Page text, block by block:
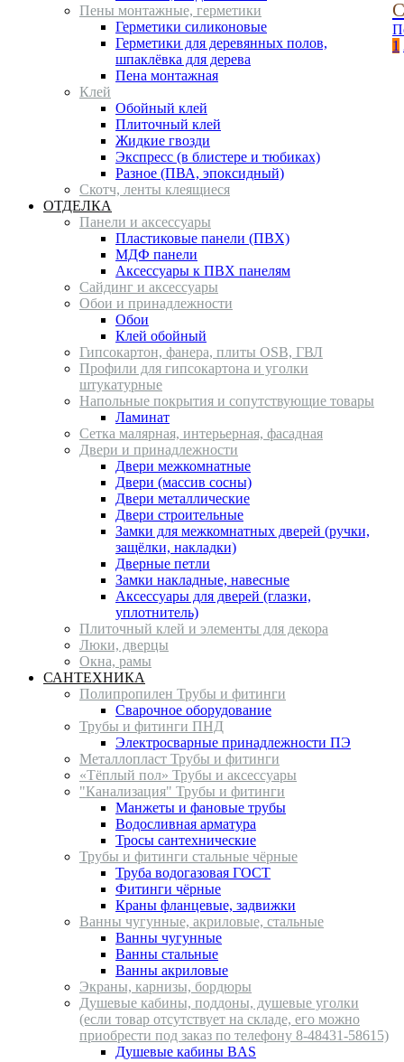
Пены монтажные, герметики
Герметики силиконовые
Герметики для деревянных полов,
шпаклёвка для дерева
Пена монтажная
Клей
Обойный клей
Плиточный клей
Жидкие гвозди
Экспресс (в блистере и тюбиках)
Разное (ПВА, эпоксидный)
Скотч, ленты клеящиеся
ОТДЕЛКА
Панели и аксессуары
Пластиковые панели (ПВХ)
МДФ панели
Аксессуары к ПВХ панелям
Сайдинг и аксессуары
Обои и принадлежности
Обои
Клей обойный
Гипсокартон, фанера, плиты OSB, ГВЛ
Профили для гипсокартона и уголки
штукатурные
Напольные покрытия и сопутствующие товары
Ламинат
Сетка малярная, интерьерная, фасадная
Двери и принадлежности
Двери межкомнатные
Двери (массив сосны)
Двери металлические
Двери строительные
Замки для межкомнатных дверей (ручки,
защёлки, накладки)
Дверные петли
Замки накладные, навесные
Аксессуары для дверей (глазки,
уплотнитель)
Плиточный клей и элементы для декора
Люки, дверцы
Окна, рамы
САНТЕХНИКА
Полипропилен Трубы и фитинги
Сварочное оборудование
Трубы и фитинги ПНД
Электросварные принадлежности ПЭ
Металлопласт Трубы и фитинги
«Тёплый пол» Трубы и аксессуары
"Канализация" Трубы и фитинги
Манжеты и фановые трубы
Водосливная арматура
Тросы сантехнические
Трубы и фитинги стальные чёрные
Труба водогазовая ГОСТ
Фитинги чёрные
Краны фланцевые, задвижки
Ванны чугунные, акриловые, стальные
Ванны чугунные
Ванны стальные
Ванны акриловые
Экраны, карнизы, бордюры
Душевые кабины, поддоны, душевые уголки
(если товар отсутствует на складе, его можно
приобрести под заказ по телефону 8-48431-58615)
Душевые кабины BAS
1